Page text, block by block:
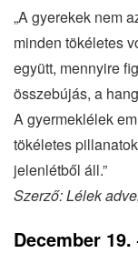
„A gyerekek nem
minden tökéletes
együtt, mennyire
összebújás, a
A gyermeklélek
tökéletes
jelenlétből áll.”
Szerző: Lélek
December